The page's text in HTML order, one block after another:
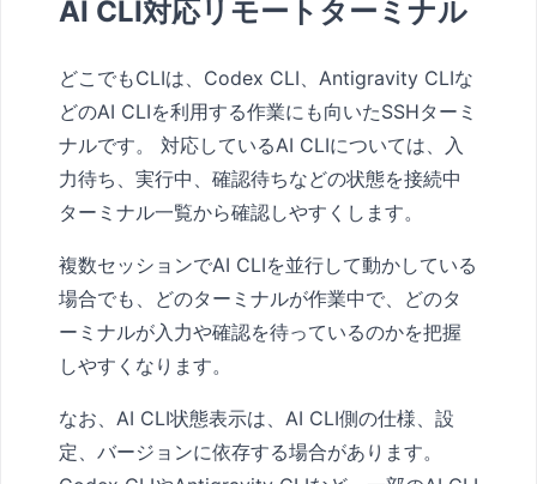
AI CLI対応リモートターミナル
どこでもCLIは、Codex CLI、Antigravity CLIな
どのAI CLIを利用する作業にも向いたSSHターミ
ナルです。 対応しているAI CLIについては、入
力待ち、実行中、確認待ちなどの状態を接続中
ターミナル一覧から確認しやすくします。
複数セッションでAI CLIを並行して動かしている
場合でも、どのターミナルが作業中で、どのタ
ーミナルが入力や確認を待っているのかを把握
しやすくなります。
なお、AI CLI状態表示は、AI CLI側の仕様、設
定、バージョンに依存する場合があります。